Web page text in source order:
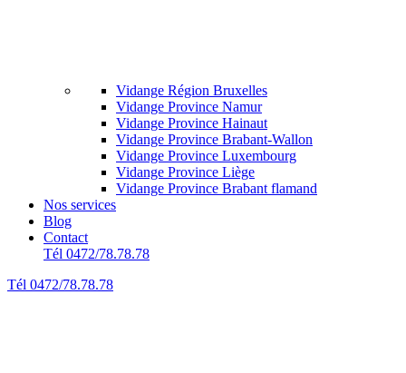
Vidange Région Bruxelles
Vidange Province Namur
Vidange Province Hainaut
Vidange Province Brabant-Wallon
Vidange Province Luxembourg
Vidange Province Liège
Vidange Province Brabant flamand
Nos services
Blog
Contact
Tél 0472/78.78.78
Tél 0472/78.78.78